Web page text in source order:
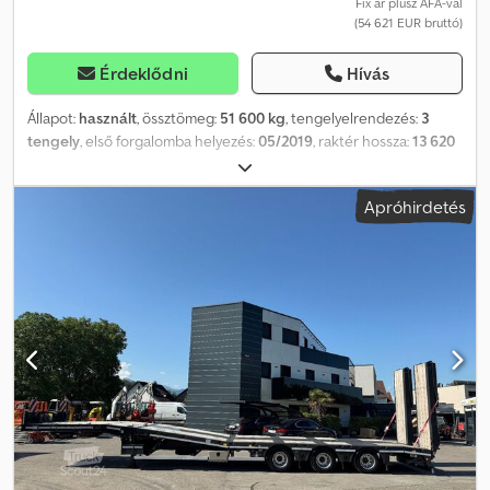
(54 621 EUR bruttó)
Érdeklődni Hívás
Állapot: használt, össztömeg: 51 600 kg, tengelyelrendezés: 3
tengely, első forgalomba helyezés:05/2019, raktér hossza:13 620
2 540 mm
teljes magasság:2 700 mm, Felszereltség:ABS, Járműazonosító
szám: YAFSR3004K0022661 KIHÚZHATÓ 8200 mm-ig Sínrendszer
2026.07. SAF tengelyek dobfékkel 3 darab kényszerített,
hidraulikus-mechanikus tengely forgózsámolyon kábelvezérléssel
és vezeték nélküli távirányítóval Automatikus sávba való beállás
EMELŐTENGELY Plató méretei: 13 600 mm – rakodási magasság:
1100 mm Szerelőmagasság: 980 mm Hátrafelé történő forgási
sugár: 2100 mm Rugalmas támasztékok a padlóban, rugalmas
támasztékokkal együtt (a teljes körűség nem garantált) NATO
csatlakozó Elektro-hidraulikus egység Szélesítési világítás
Szerszámláda Központi kenőrendszer Gumiabroncsok: 235/75 R
Apróhirdetés